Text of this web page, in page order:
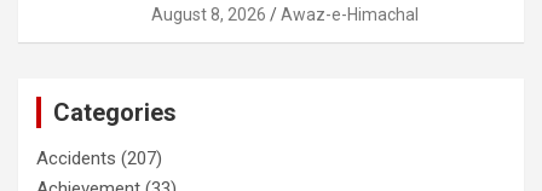
August 8, 2026 Awaz-e-Himachal
Categories
Accidents (207)